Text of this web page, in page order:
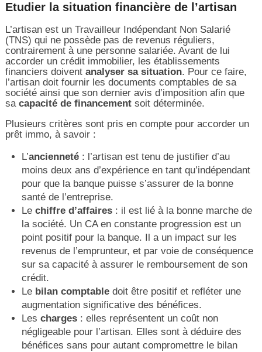
Etudier la situation financière de l’artisan
L’artisan est un Travailleur Indépendant Non Salarié
(TNS) qui ne possède pas de revenus réguliers,
contrairement à une personne salariée. Avant de lui
accorder un crédit immobilier, les établissements
financiers doivent analyser sa situation. Pour ce faire,
l’artisan doit fournir les documents comptables de sa
société ainsi que son dernier avis d’imposition afin que
sa capacité de financementsoit déterminée.
Plusieurs critères sont pris en compte pour accorder un
prêt immo, à savoir :
L’ancienneté: l’artisan est tenu de justifier d’au
moins deux ans d’expérience en tant qu’indépendant
pour que la banque puisse s’assurer de la bonne
santé de l’entreprise.
Le chiffre d’affaires: il est lié à la bonne marche de
la société. Un CA en constante progression est un
point positif pour la banque. Il a un impact sur les
revenus de l’emprunteur, et par voie de conséquence
sur sa capacité à assurer le remboursement de son
crédit.
Le bilan comptabledoit être positif et refléter une
augmentation significative des bénéfices.
Les charges: elles représentent un coût non
négligeable pour l’artisan. Elles sont à déduire des
bénéfices sans pour autant compromettre le bilan